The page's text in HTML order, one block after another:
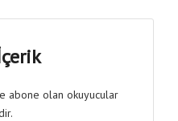
abone olan okuyucular